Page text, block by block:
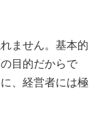
ません。基本的
目的だからで
、経営者には極